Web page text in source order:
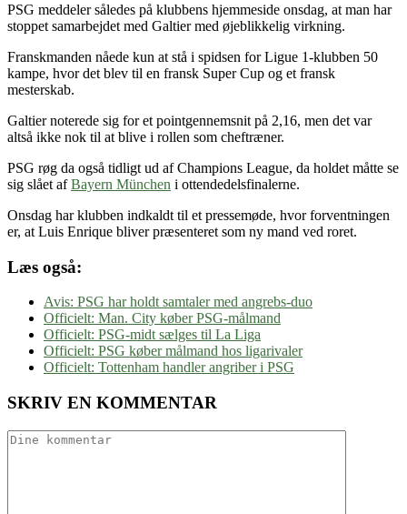
PSG meddeler således på klubbens hjemmeside onsdag, at man har
stoppet samarbejdet med Galtier med øjeblikkelig virkning.
Franskmanden nåede kun at stå i spidsen for Ligue 1-klubben 50
kampe, hvor det blev til en fransk Super Cup og et fransk
mesterskab.
Galtier noterede sig for et pointgennemsnit på 2,16, men det var
altså ikke nok til at blive i rollen som cheftræner.
PSG røg da også tidligt ud af Champions League, da holdet måtte se
sig slået afBayern München i ottendedelsfinalerne.
Onsdag har klubben indkaldt til et pressemøde, hvor forventningen
er, at Luis Enrique bliver præsenteret som ny mand ved roret.
Læs også:
Avis: PSG har holdt samtaler med angrebs-duo
Officielt: Man. City køber PSG-målmand
Officielt: PSG-midt sælges til La Liga
Officielt: PSG køber målmand hos ligarivaler
Officielt: Tottenham handler angriber i PSG
SKRIV EN KOMMENTAR